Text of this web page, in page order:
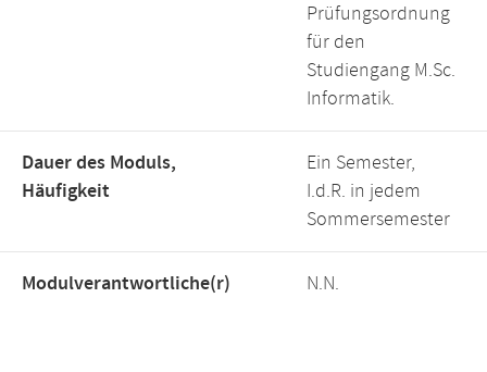
Prüfungsordnung
für den
Studiengang M.Sc.
Informatik.
Dauer des Moduls,
Häufigkeit
Ein Semester,
I.d.R. in jedem
Sommersemester
Modulverantwortliche(r) N.N.